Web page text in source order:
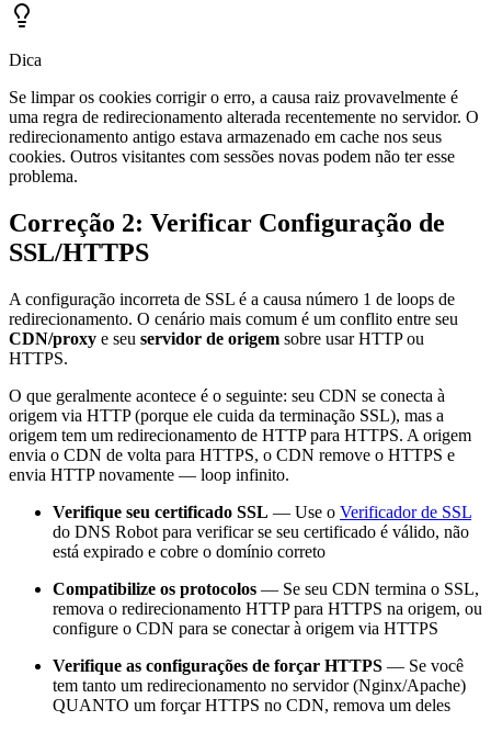
Dica
Se limpar os cookies corrigir o erro, a causa raiz provavelmente é
uma regra de redirecionamento alterada recentemente no servidor. O
redirecionamento antigo estava armazenado em cache nos seus
cookies. Outros visitantes com sessões novas podem não ter esse
problema.
Correção 2: Verificar Configuração de
SSL/HTTPS
A configuração incorreta de SSL é a causa número 1 de loops de
redirecionamento. O cenário mais comum é um conflito entre seu
CDN/proxy e seu servidor de origem sobre usar HTTP ou
HTTPS.
O que geralmente acontece é o seguinte: seu CDN se conecta à
origem via HTTP (porque ele cuida da terminação SSL), mas a
origem tem um redirecionamento de HTTP para HTTPS. A origem
envia o CDN de volta para HTTPS, o CDN remove o HTTPS e
envia HTTP novamente — loop infinito.
Verifique seu certificado SSL — Use o Verificador de SSL
do DNS Robot para verificar se seu certificado é válido, não
está expirado e cobre o domínio correto
Compatibilize os protocolos — Se seu CDN termina o SSL,
remova o redirecionamento HTTP para HTTPS na origem, ou
configure o CDN para se conectar à origem via HTTPS
Verifique as configurações de forçar HTTPS — Se você
tem tanto um redirecionamento no servidor (Nginx/Apache)
QUANTO um forçar HTTPS no CDN, remova um deles